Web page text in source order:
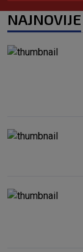
NAJNOVIJE